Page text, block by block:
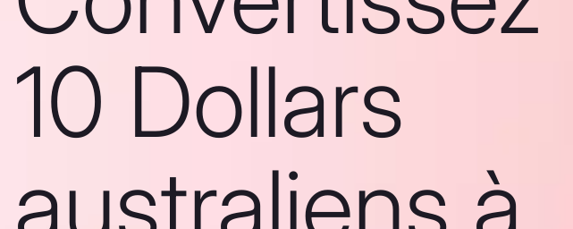
10 Dollars
australiens à